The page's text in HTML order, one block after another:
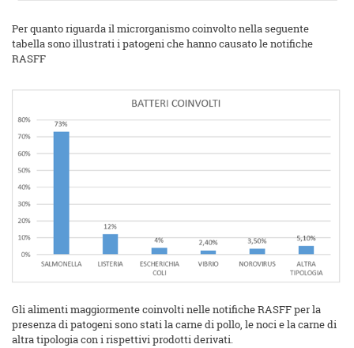
Per quanto riguarda il microrganismo coinvolto nella seguente
tabella sono illustrati i patogeni che hanno causato le notifiche
RASFF
Gli alimenti maggiormente coinvolti nelle notifiche RASFF per la
presenza di patogeni sono stati la carne di pollo, le noci e la carne di
altra tipologia con i rispettivi prodotti derivati.